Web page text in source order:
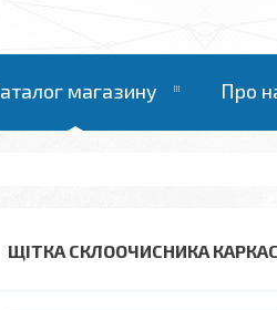
магазину Про
ЩІТКА СКЛООЧИСНИКА